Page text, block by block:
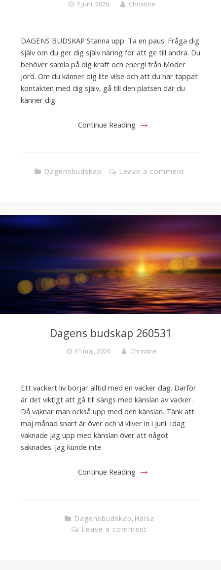
7 juni, 2026 Christine
DAGENS BUDSKAP Stanna upp. Ta en paus. Fråga dig
själv om du ger dig själv näring för att ge till andra. Du
behöver samla på dig kraft och energi från Moder
jord. Om du känner dig lite vilse och att du har tappat
kontakten med dig själv, gå till den platsen där du
känner dig
Continue Reading
Dagensbudskap Leave a comment
Dagens budskap 260531
31 maj, 2026 Christine
Ett vackert liv börjar alltid med en vacker dag. Därför
är det viktigt att gå till sängs med känslan av vacker.
Då vaknar man också upp med den känslan. Tänk att
maj månad snart är över och vi kliver in i juni. Idag
vaknade jag upp med känslan över att något
saknades. Jag kunde inte
Continue Reading
Dagensbudskap, Hälsa
Leave a comment